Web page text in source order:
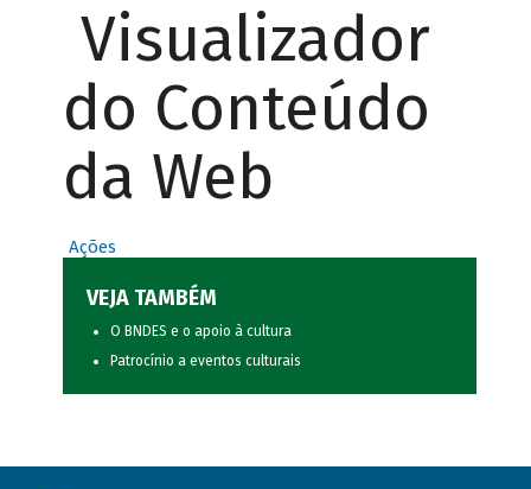
Visualizador
do Conteúdo
da Web
Ações
VEJA TAMBÉM
O BNDES e o apoio à cultura
Patrocínio a eventos culturais